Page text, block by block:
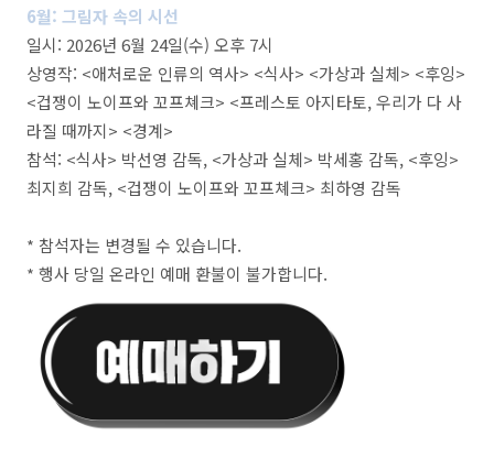
6월: 그림자 속의 시선
일시: 2026년 6월 24일(수) 오후 7시
상영작: <애처로운 인류의 역사> <식사> <가상과 실체> <후잉>
<겁쟁이 노이프와 꼬프쳬크> <프레스토 아지타토, 우리가 다 사
라질 때까지> <경계>
참석: <식사> 박선영 감독, <가상과 실체> 박세홍 감독, <후잉>
최지희 감독, <겁쟁이 노이프와 꼬프쳬크> 최하영 감독
* 참석자는 변경될 수 있습니다.
* 행사 당일 온라인 예매 환불이 불가합니다.